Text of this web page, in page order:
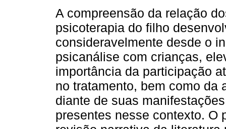
A compreensão da relação
psicoterapia do filho
consideravelmente desde o
psicanálise com crianças,
importância da participação
no tratamento, bem como da
diante de suas
presentes nesse contexto. O